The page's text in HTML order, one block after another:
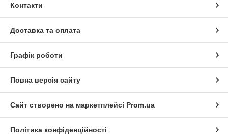
Контакти
Доставка та оплата
Графік роботи
Повна версія сайту
Сайт створено на маркетплейсі Prom.ua
Політика конфіденційності